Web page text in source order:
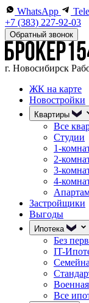
WhatsApp
+7 (383) 227-92-03
Обратный звонок
г. Новосибирск
ЖК на карте
Новостройки
Квартиры
Все
Студии
1-
2-
3-
4-
Застройщики
Выгоды
Ипотека
Без
IT-
Военная
Все